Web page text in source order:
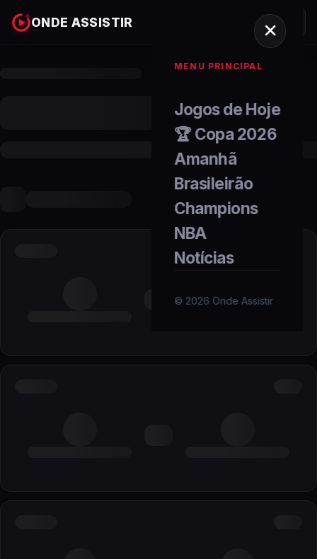
ONDE ASSISTIR
MENU PRINCIPAL
Jogos de Hoje
🏆 Copa 2026
Amanhã
Brasileirão
Champions
NBA
Notícias
© 2026 Onde Assistir